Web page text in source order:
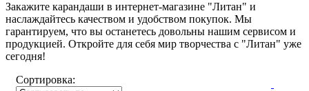
Закажите карандаши в интернет-магазине "Литан" и
наслаждайтесь качеством и удобством покупок. Мы
гарантируем, что вы останетесь довольны нашим сервисом и
продукцией. Откройте для себя мир творчества с "Литан" уже
сегодня!
Сортировка: